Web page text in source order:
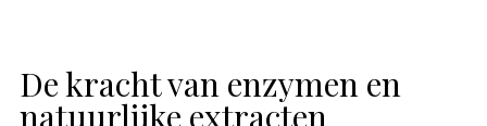
De kracht van enzymen en
natuurlijke extracten